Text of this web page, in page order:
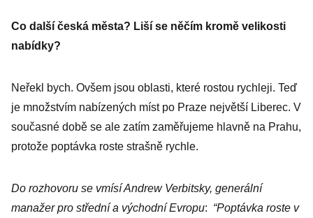
Co další česká města? Liší se něčím kromě velikosti
nabídky?
Neřekl bych. Ovšem jsou oblasti, které rostou rychleji. Teď
je množstvím nabízených míst po Praze největší Liberec. V
současné době se ale zatím zaměřujeme hlavně na Prahu,
protože poptávka roste strašně rychle.
Do rozhovoru se vmísí Andrew Verbitsky, generální
manažer pro střední a východní Evropu: “Poptávka roste v